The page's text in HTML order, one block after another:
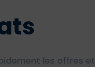
les offres et